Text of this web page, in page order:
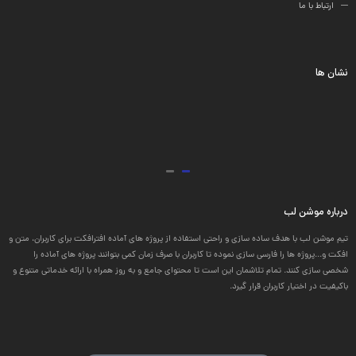
ارتباط با ما
نشان ها
درباره موشن لب
تیم موشن لب با هدف ساده سازی و راحتی استفاده از پروژه های آماده افترافکت برای کاربران، متن و
افکت و...پروژه ها را فارسی سازی نموده تا کاربران با صرف زمان کمی بتوانند پروژه های آماده را
شخصی سازی کنند. تمام تلاشمان این است تا محتوای جامع و به روز همراه با ارائه خدماتی متنوع و
باکیفیت در اختیار کاربران قرار گیرد.